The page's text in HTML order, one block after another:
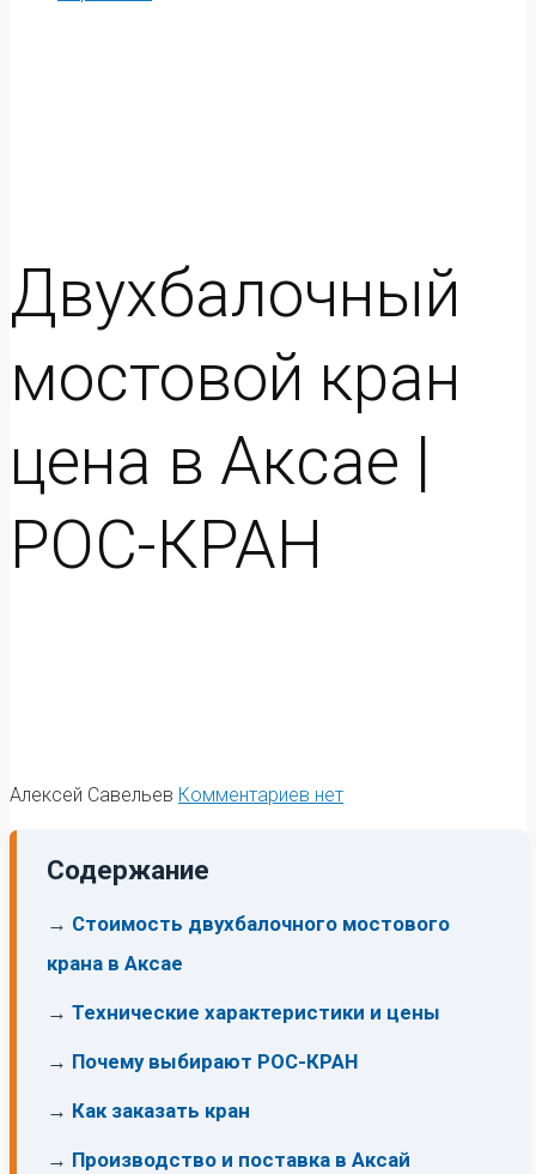
Двухбалочный
мостовой кран
цена в Аксае |
РОС-КРАН
Алексей Савельев Комментариев нет
Содержание
→ Стоимость двухбалочного мостового
крана в Аксае
→ Технические характеристики и цены
→ Почему выбирают РОС-КРАН
→ Как заказать кран
→ Производство и поставка в Аксай